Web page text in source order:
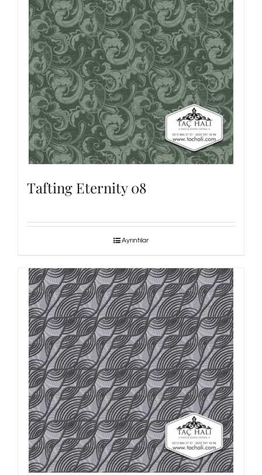
Tafting Eternity 08
Ayrıntılar